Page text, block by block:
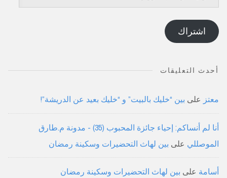
البريد
الإلكتروني
اشتراك
أحدث التعليقات
معتز على بين “خليك بالبيت” و “خليك بعيد عن الدريشة”!
أنا لم أنساكم: إحياء جائزة المحبوب (35) - مدونة م.طارق
الموصللي على بين لهاث التحضيرات وسكينة رمضان
أسامة على بين لهاث التحضيرات وسكينة رمضان